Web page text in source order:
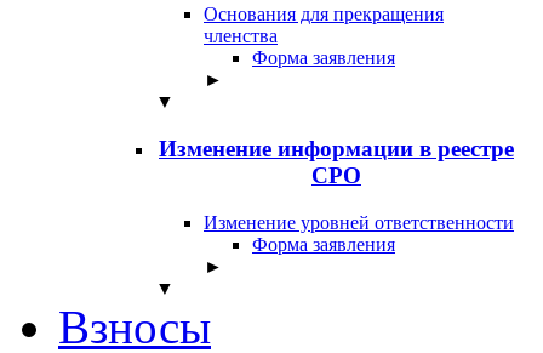
Основания для прекращения
членства
Форма заявления
►
▼
Изменение информации в реестре
СРО
Изменение уровней ответственности
Форма заявления
►
▼
Взносы